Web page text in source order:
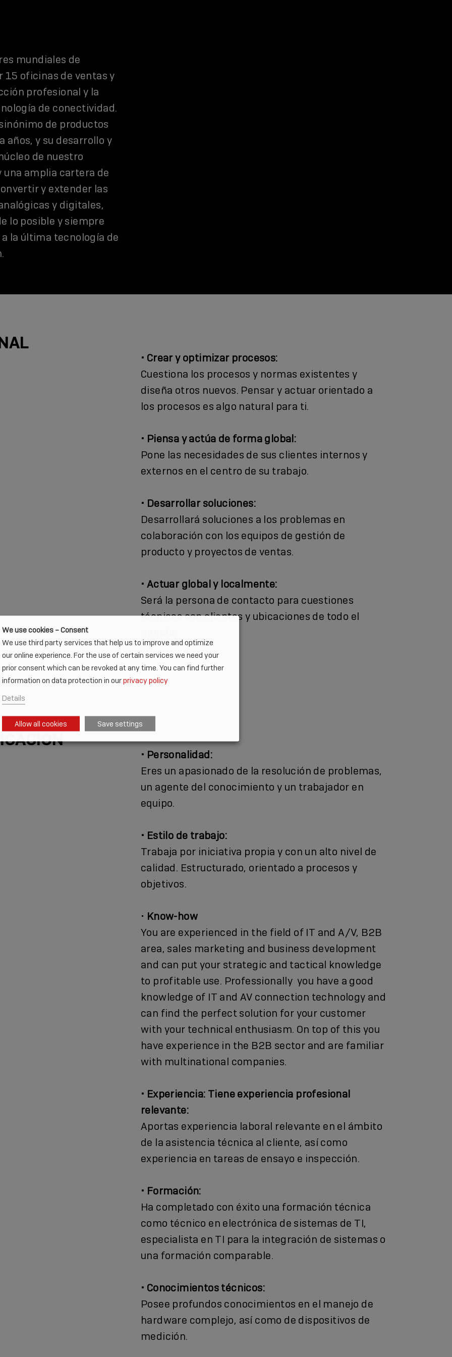
mundiales de
15 oficinas de ventas y
profesional y la
de conectividad.
de productos
años, y su desarrollo y
de nuestro
una amplia cartera de
y extender las
y digitales,
lo posible y siempre
la última tecnología de
• Crear y optimizar procesos:
Cuestiona los procesos y normas existentes y
diseña otros nuevos. Pensar y actuar orientado a
los procesos es algo natural para ti.
• Piensa y actúa de forma global:
Pone las necesidades de sus clientes internos y
externos en el centro de su trabajo.
• Desarrollar soluciones:
Desarrollará soluciones a los problemas en
colaboración con los equipos de gestión de
producto y proyectos de ventas.
• Actuar global y localmente:
Será la persona de contacto para cuestiones
técnicas con clientes y ubicaciones de todo el
• Personalidad:
Eres un apasionado de la resolución de problemas,
un agente del conocimiento y un trabajador en
equipo.
• Estilo de trabajo:
Trabaja por iniciativa propia y con un alto nivel de
calidad. Estructurado, orientado a procesos y
objetivos.
• Know-how
You are experienced in the field of IT and A/V, B2B
area, sales marketing and business development
and can put your strategic and tactical knowledge
to profitable use. Professionally you have a good
knowledge of IT and AV connection technology and
can find the perfect solution for your customer
with your technical enthusiasm. On top of this you
have experience in the B2B sector and are familiar
with multinational companies.
• Experiencia: Tiene experiencia profesional
relevante:
Aportas experiencia laboral relevante en el ámbito
de la asistencia técnica al cliente, así como
experiencia en tareas de ensayo e inspección.
• Formación:
Ha completado con éxito una formación técnica
como técnico en electrónica de sistemas de TI,
especialista en TI para la integración de sistemas o
una formación comparable.
• Conocimientos técnicos:
Posee profundos conocimientos en el manejo de
hardware complejo, así como de dispositivos de
medición.
We use cookies – Consent
We use third party services that help us to improve and optimize
our online experience. For the use of certain services we need your
prior consent which can be revoked at any time. You can find further
information on data protection in ourprivacy policy
Details
Allow all cookies Save settings